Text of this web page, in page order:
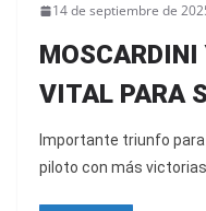
14 de septiembre de
MOSCARDINI
VITAL PARA
Importante triunfo para
piloto con más